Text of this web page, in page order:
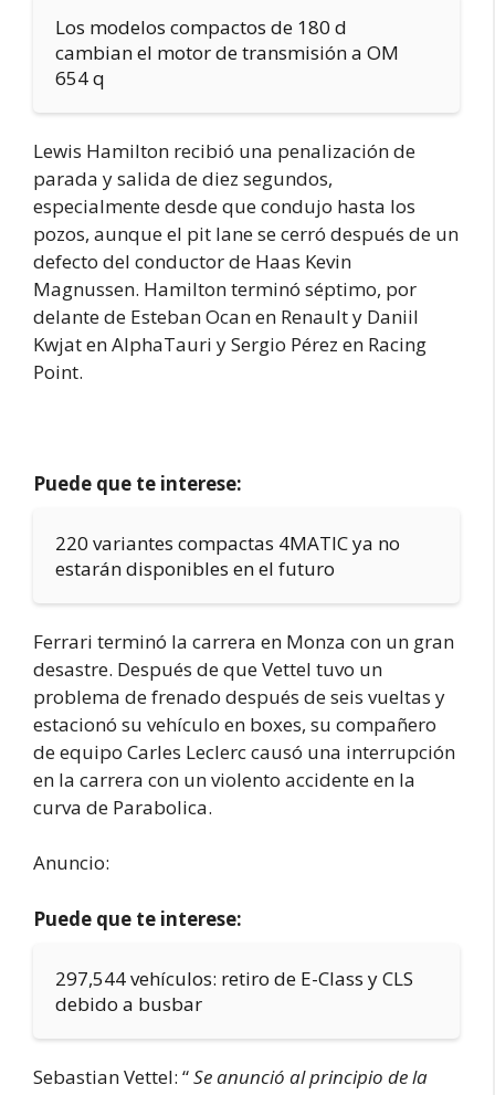
Los modelos compactos de 180 d
cambian el motor de transmisión a OM
654 q
Lewis Hamilton recibió una penalización de
parada y salida de diez segundos,
especialmente desde que condujo hasta los
pozos, aunque el pit lane se cerró después de un
defecto del conductor de Haas Kevin
Magnussen. Hamilton terminó séptimo, por
delante de Esteban Ocan en Renault y Daniil
Kwjat en AlphaTauri y Sergio Pérez en Racing
Point.
Puede que te interese:
220 variantes compactas 4MATIC ya no
estarán disponibles en el futuro
Ferrari terminó la carrera en Monza con un gran
desastre. Después de que Vettel tuvo un
problema de frenado después de seis vueltas y
estacionó su vehículo en boxes, su compañero
de equipo Carles Leclerc causó una interrupción
en la carrera con un violento accidente en la
curva de Parabolica.
Anuncio:
Puede que te interese:
297,544 vehículos: retiro de E-Class y CLS
debido a busbar
Sebastian Vettel: “Se anunció al principio de la